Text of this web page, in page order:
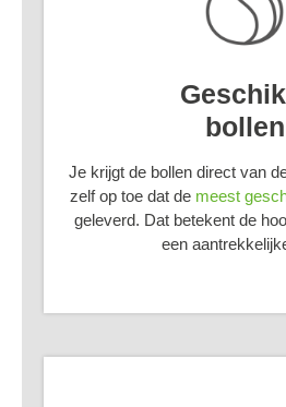
bollen
Je krijgt de bollen direct van
zelf op toe dat de meest
geleverd. Dat betekent de
een